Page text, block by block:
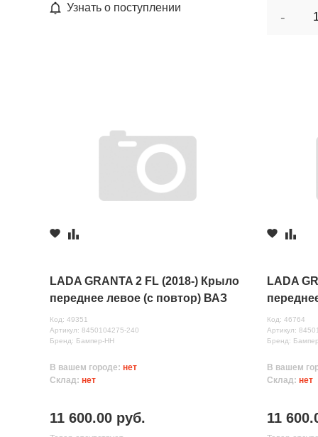
Узнать о поступлении
-
LADA GRANTA 2 FL (2018-) Крыло
переднее левое (с повтор) ВАЗ
(Белое облако (240)
Код: 49351
Артикул: 8450104275-240
Бренд: Бампер-НН
В вашем городе: нет
Склад: нет
11 600.00 руб.
LADA
(Борнео(
Код: 46764
Артикул:
Бренд:
В вашем
Склад:нет
11